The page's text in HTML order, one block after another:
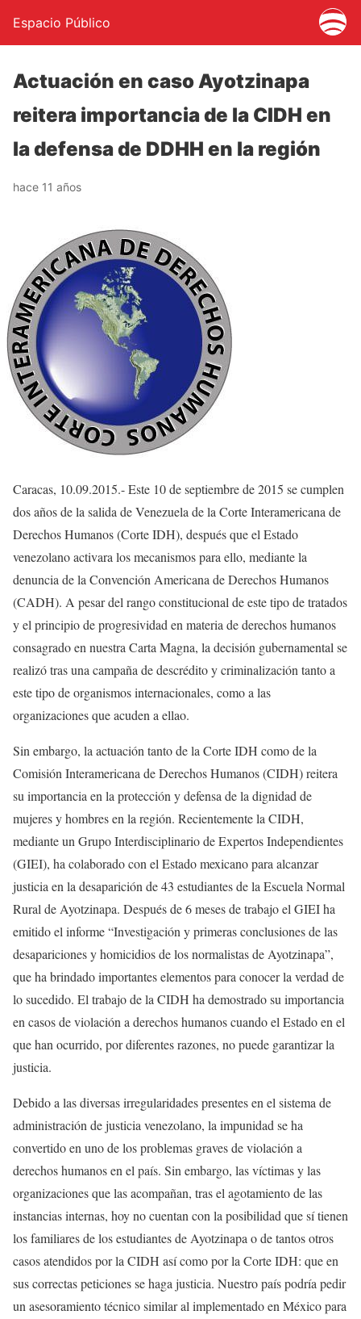
Espacio Público
Actuación en caso Ayotzinapa
reitera importancia de la CIDH en
la defensa de DDHH en la región
hace 11 años
Caracas, 10.09.2015.- Este 10 de septiembre de 2015 se cumplen
dos años de la salida de Venezuela de la Corte Interamericana de
Derechos Humanos (Corte IDH), después que el Estado
venezolano activara los mecanismos para ello, mediante la
denuncia de la Convención Americana de Derechos Humanos
(CADH). A pesar del rango constitucional de este tipo de tratados
y el principio de progresividad en materia de derechos humanos
consagrado en nuestra Carta Magna, la decisión gubernamental se
realizó tras una campaña de descrédito y criminalización tanto a
este tipo de organismos internacionales, como a las
organizaciones que acuden a ellao.
Sin embargo, la actuación tanto de la Corte IDH como de la
Comisión Interamericana de Derechos Humanos (CIDH) reitera
su importancia en la protección y defensa de la dignidad de
mujeres y hombres en la región. Recientemente la CIDH,
mediante un Grupo Interdisciplinario de Expertos Independientes
(GIEI), ha colaborado con el Estado mexicano para alcanzar
justicia en la desaparición de 43 estudiantes de la Escuela Normal
Rural de Ayotzinapa. Después de 6 meses de trabajo el GIEI ha
emitido el informe “Investigación y primeras conclusiones de las
desapariciones y homicidios de los normalistas de Ayotzinapa”,
que ha brindado importantes elementos para conocer la verdad de
lo sucedido. El trabajo de la CIDH ha demostrado su importancia
en casos de violación a derechos humanos cuando el Estado en el
que han ocurrido, por diferentes razones, no puede garantizar la
justicia.
Debido a las diversas irregularidades presentes en el sistema de
administración de justicia venezolano, la impunidad se ha
convertido en uno de los problemas graves de violación a
derechos humanos en el país. Sin embargo, las víctimas y las
organizaciones que las acompañan, tras el agotamiento de las
instancias internas, hoy no cuentan con la posibilidad que sí tienen
los familiares de los estudiantes de Ayotzinapa o de tantos otros
casos atendidos por la CIDH así como por la Corte IDH: que en
sus correctas peticiones se haga justicia. Nuestro país podría pedir
un asesoramiento técnico similar al implementado en México para